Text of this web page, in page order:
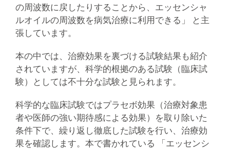
の周波数に戻したりすることから、エッセンシャ
ルオイルの周波数を病気治療に利用できる」 と主
張しています。
本の中では、治療効果を裏づける試験結果も紹介
されていますが、科学的根拠のある試験（臨床試
験）としては不十分な試験と見られます。
科学的な臨床試験ではプラセボ効果（治療対象患
者や医師の強い期待感による効果）を取り除いた
条件下で、繰り返し徹底した試験を行い、治療効
果を確認します。本で書かれている 「エッセンシ